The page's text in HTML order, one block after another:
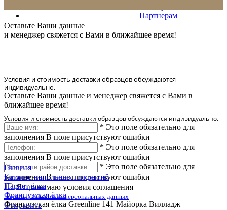
Партнерам
* Количество доставляемых образцов ограничено в 6 шт.
Оставьте Ваши данные
и менеджер свяжется с Вами в ближайшее время!
Условия и стоимость доставки образцов обсуждаются
индивидуально.
Оставьте Ваши данные и менеджер свяжется с Вами в
ближайшее время!
Условия и стоимость доставки образцов обсуждаются индивидуально.
* Это поле обязательно для
заполнения В поле присутствуют ошибки
* Это поле обязательно для
заполнения В поле присутствуют ошибки
* Это поле обязательно для
заполнения В поле присутствуют ошибки
Я принимаю условия соглашения
политики обработки персональных данных
Отправить
Главная
Каталог напольных покрытий
Паркет ёлка
Французская ёлка
Французская ёлка Greenline 141 Майорка Вилладж